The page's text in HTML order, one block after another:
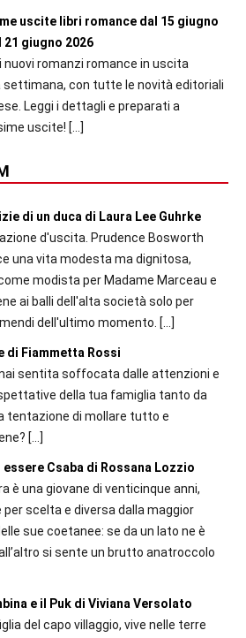
uscite libri romance dal 15 giugno
21 giugno 2026
nuovi romanzi romance in uscita
settimana, con tutte le novità editoriali
Leggi i dettagli e preparati a
uscite! […]
di un duca di Laura Lee Guhrke
d'uscita. Prudence Bosworth
una vita modesta ma dignitosa,
modista per Madame Marceau e
ai balli dell'alta società solo per
dell'ultimo momento. […]
di Fiammetta Rossi
sentita soffocata dalle attenzioni e
della tua famiglia tanto da
tentazione di mollare tutto e
[…]
essere Csaba di Rossana Lozzio
è una giovane di venticinque anni,
per scelta e diversa dalla maggior
sue coetanee: se da un lato ne è
si sente un brutto anatroccolo
e il Puk di Viviana Versolato
del capo villaggio, vive nelle terre